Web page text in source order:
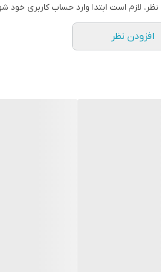
لازم است ابتدا وارد حساب کاربری خود
افزودن نظر